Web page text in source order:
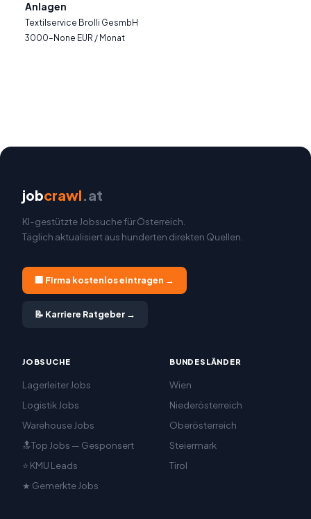
Anlagen
Textilservice Brolli GesmbH
3000–None EUR / Monat
jobcrawl.at
KI-gestützte Jobsuche für Österreich.
Täglich aktualisiert aus hunderten direkten Quellen.
🏢 Firma kostenlos eintragen →
📝 Karriere Ratgeber →
JOBSUCHE
Lagerleiter Jobs
Logistik Jobs
Warehouse Jobs
🔝Top Jobs — Gesponsert
⭐ KMU Leads
★ Gemerkte Jobs
BUNDESLÄNDER
Wien
Niederösterreich
Oberösterreich
Steiermark
Tirol